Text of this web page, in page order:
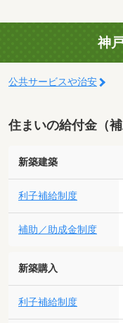
神
公共サービスや治安
住まいの給付金（補
新築建築
利子補給制度
補助／助成金制度
新築購入
利子補給制度